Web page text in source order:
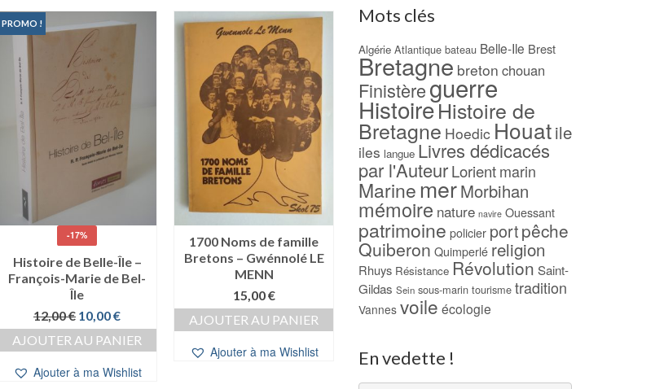
PROMO !
-17%
Histoire de Belle-Île –
François-Marie de Bel-
Île
12,00€ Le
prix
initial
12,00 €.
10,00€Le
prix
actuel
10,00 €.
AJOUTER AU PANIER
Ajouter à ma Wishlist
1700 Noms de famille
Bretons – Gwénnolé LE
MENN
15,00€
AJOUTER AU PANIER
Ajouter à ma Wishlist
Histoires de Houat –
René SCOUARNEC –
NEUF !
25,00€
AJOUTER AU PANIER
Ajouter à ma Wishlist
Georges
Mots clés
Algérie Atlantique bateau Belle-Ile Brest
Bretagne breton chouan
Finistèreguerre
HistoireHistoire de
Bretagne Hoedic Houatile
iles langue Livres dédicacés
par l'Auteur Lorient marin
Marine merMorbihan
mémoire nature navire Ouessant
patrimoine policier portpêche
Quiberon Quimperlé religion
Rhuys Résistance Révolution Saint-
Gildas Sein sous-marin tourisme tradition
Vannes voile écologie
En vedette !